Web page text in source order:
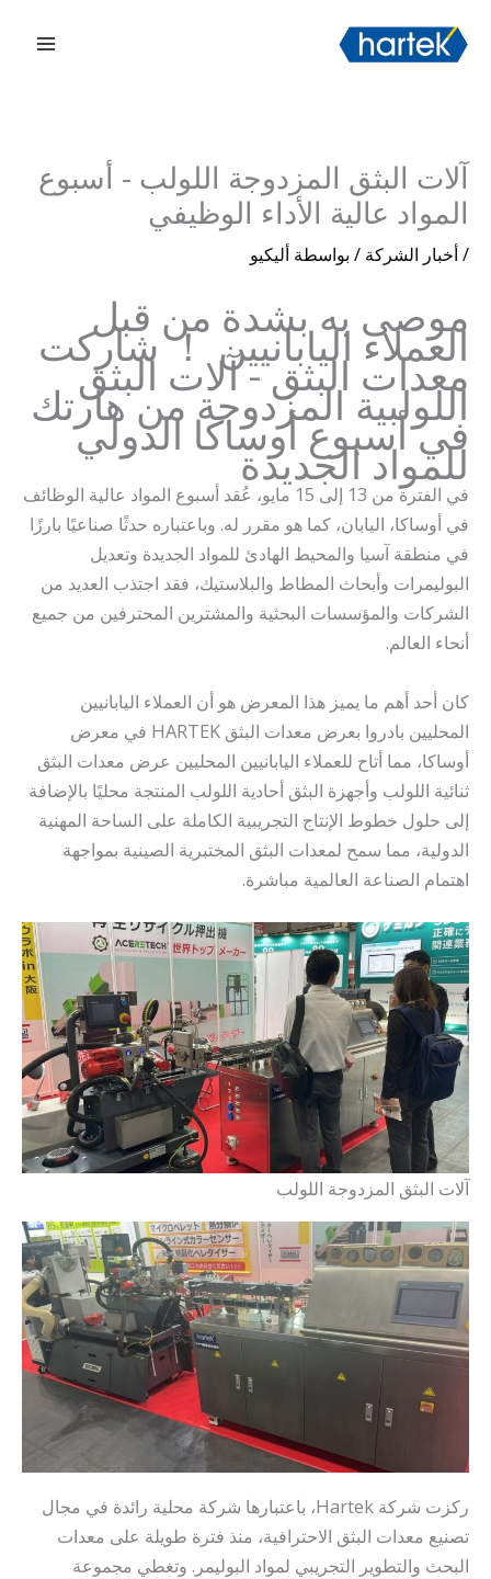
إلى
آلات البثق المزدوجة اللولب - أسبوع
المواد عالية الأداء الوظيفي
/أخبار الشركة / بواسطة أليكيو
موصى به بشدة من قبل
العملاء اليابانيين ！ شاركت
معدات البثق - آلات البثق
اللولبية المزدوجة من هارتك
في أسبوع أوساكا الدولي
للمواد الجديدة
في الفترة من 13 إلى 15 مايو، عُقد أسبوع المواد عالية الوظائف
في أوساكا، اليابان، كما هو مقرر له. وباعتباره حدثًا صناعيًا بارزًا
في منطقة آسيا والمحيط الهادئ للمواد الجديدة وتعديل
البوليمرات وأبحاث المطاط والبلاستيك، فقد اجتذب العديد من
الشركات والمؤسسات البحثية والمشترين المحترفين من جميع
أنحاء العالم.
كان أحد أهم ما يميز هذا المعرض هو أن العملاء اليابانيين
المحليين بادروا بعرض معدات البثق HARTEK في معرض
أوساكا، مما أتاح للعملاء اليابانيين المحليين عرض معدات البثق
ثنائية اللولب وأجهزة البثق أحادية اللولب المنتجة محليًا بالإضافة
إلى حلول خطوط الإنتاج التجريبية الكاملة على الساحة المهنية
الدولية، مما سمح لمعدات البثق المختبرية الصينية بمواجهة
اهتمام الصناعة العالمية مباشرة.
آلات البثق المزدوجة اللولب
ركزت شركة Hartek، باعتبارها شركة محلية رائدة في مجال
تصنيع معدات البثق الاحترافية، منذ فترة طويلة على معدات
البحث والتطوير التجريبي لمواد البوليمر. وتغطي مجموعة